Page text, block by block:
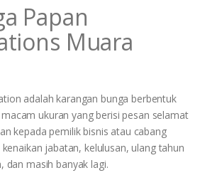
Papan
Muara
adalah karangan bunga berbentuk
ukuran yang berisi pesan selamat
kepada pemilik bisnis atau cabang
jabatan, kelulusan, ulang tahun
dan masih banyak lagi.